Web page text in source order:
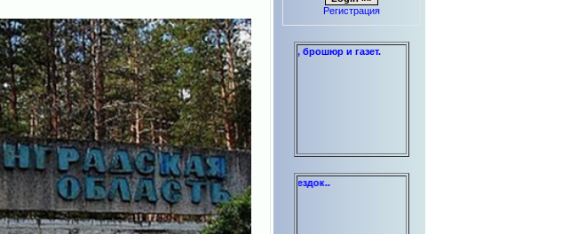
Регистрация
оформление - от проектов и дипломов до книг, брошюр и газет.